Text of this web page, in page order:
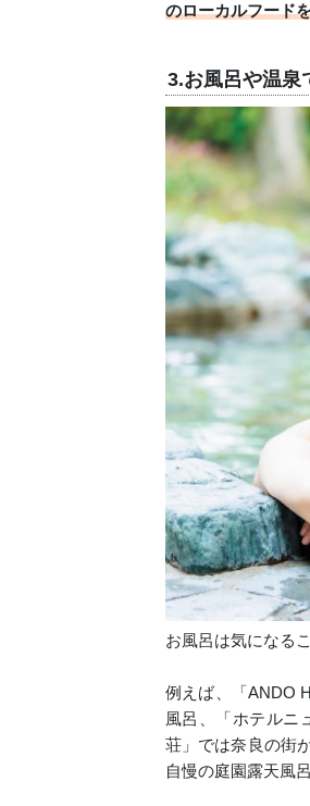
のローカルフード
3.お風呂や温泉
お風呂は気になる
例えば、「ANDO
風呂、「ホテルニ
荘」では奈良の街
自慢の庭園露天風